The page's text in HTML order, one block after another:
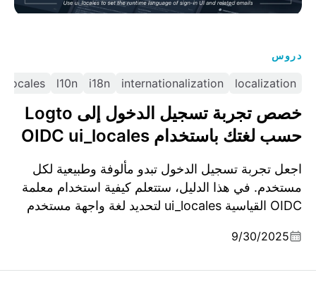
دروس
localization
internationalization
i18n
l10n
خصص تجربة تسجيل الدخول إلى Logto
حسب لغتك باستخدام OIDC ui_locales
اجعل تجربة تسجيل الدخول تبدو مألوفة وطبيعية لكل
مستخدم. في هذا الدليل، ستتعلم كيفية استخدام معلمة
OIDC القياسية ui_locales لتحديد لغة واجهة مستخدم
ذات الصلة في وقت التشغيل.
9/30/2025